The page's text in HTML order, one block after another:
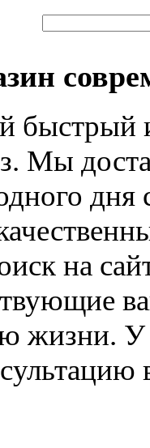
быстрый
Мы
дня
на
жизни. У